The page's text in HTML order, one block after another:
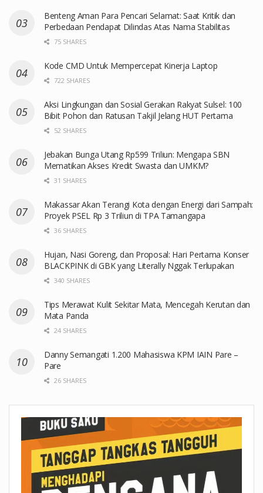
Benteng Aman Para Pencari Selamat: Saat Kritik dan
Perbedaan Pendapat Dilindas Atas Nama Stabilitas
75 SHARES
Kode CMD Untuk Mempercepat Kinerja Laptop
722 SHARES
Aksi Lingkungan dan Sosial Gerakan Rakyat Sulsel: 100
Bibit Pohon dan Ratusan Takjil Jelang HUT Pertama
52 SHARES
Jebakan Bunga Utang Rp599 Triliun: Mengapa SBN
Mematikan Akses Kredit Swasta dan UMKM?
31 SHARES
Makassar Akan Terangi Kota dengan Energi dari Sampah:
Proyek PSEL Rp 3 Triliun di TPA Tamangapa
36 SHARES
Hujan, Nasi Goreng, dan Proposal: Hari Pertama Konser
BLACKPINK di GBK yang Literally Nggak Terlupakan
340 SHARES
Tips Merawat Kulit Sekitar Mata, Mencegah Kerutan dan
Mata Panda
24 SHARES
Danny Semangati 1.200 Mahasiswa KPM IAIN Pare –
Pare
26 SHARES